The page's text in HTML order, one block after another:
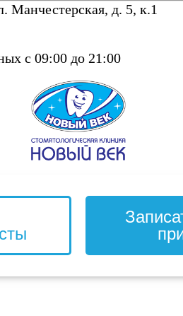
Манчестерская, д. 5, к.1
с 09:00 до 21:00